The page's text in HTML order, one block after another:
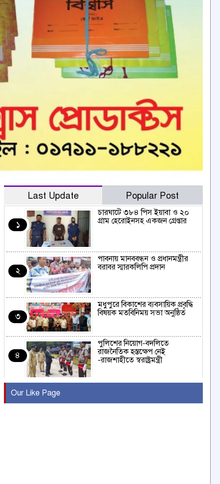
Last Update Popular Post
১
চারঘাটে ৩৮৪ পিস ইয়াবা ও ২০
গ্রাম হেরোইনসহ একজন গ্রেপ্তার
২
পাবনায় মানববন্ধন ও প্রধানমন্ত্রীর
বরাবর স্মারকলিপি প্রদান
৩
মধুপুরে বিকাশের ব্যবসায়িক প্রবৃদ্ধি
বিষয়ক মতবিনিময় সভা অনুষ্ঠিত
৪
পুলিশের নিয়োগ-বদলিতে
রাজনৈতিক হস্তক্ষেপ নেই
-রাজশাহীতে স্বরাষ্ট্রমন্ত্রী
৫
Our Like Page